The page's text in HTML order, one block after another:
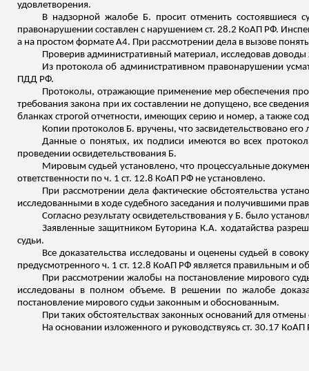
удовлетворения.
В надзорной жалобе Б. просит отменить состоявшиеся
правонарушении составлен с нарушением ст. 28.2 КоАП РФ.
а на простом формате А4. При рассмотрении дела в вызове
Проверив административный материал, исследовав
Из протокола об административном правонарушении
ПДД РФ.
Протоколы, отражающие применение мер обеспечения
требования закона при их составлении не допущено, все
бланках строгой отчетности, имеющих серию и номер, а также
Копии протоколов Б. вручены, что засвидетельствовано
Данные о понятых, их подписи имеются во всех
проведении освидетельствования Б.
Мировым судьей установлено, что процессуальные
ответственности по ч. 1 ст. 12.8 КоАП РФ не установлено.
При рассмотрении дела фактические обстоятельства
исследованными в ходе судебного заседания и получившими
Согласно результату освидетельствования у Б. было
Заявленные защитником Буторина К.А. ходатайства
судьи.
Все доказательства исследованы и оценены судьей в
предусмотренного ч. 1 ст. 12.8 КоАП РФ является правильным и
При рассмотрении жалобы на постановление мирового
исследованы в полном объеме. В решении по жалобе
постановление мирового судьи законным и обоснованным.
При таких обстоятельствах законных оснований для
На основании изложенного и руководствуясь ст. 30.17 КоАП